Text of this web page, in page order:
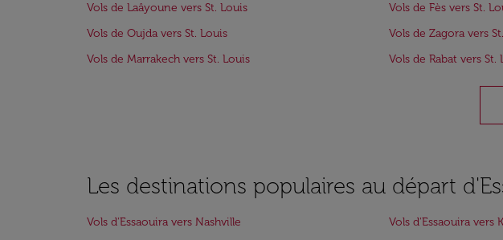
Vols de Laâyoune vers St. Louis
Vols de Fès vers St.
Vols de Oujda vers St. Louis
Vols de Zagora vers
Vols de Marrakech vers St. Louis
Vols de Rabat vers St.
Les destinations populaires au départ
Vols d'Essaouira vers Nashville Vols d'Essaouira vers